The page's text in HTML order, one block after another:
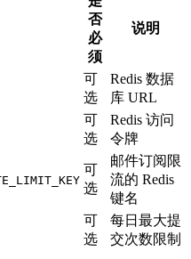
否
必
须
说明
可
选
Redis 数据
库 URL
可
选
Redis 访问
令牌
可
选
邮件订阅限
流的 Redis
键名
可
选
每日最大提
交次数限制